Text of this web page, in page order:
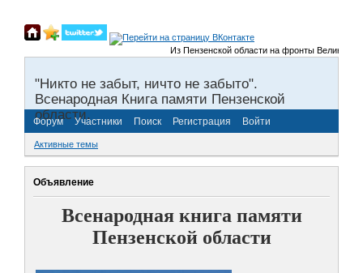
Из Пензенской области на фронты Великой
"Никто не забыт, ничто не забыто".
Всенародная Книга памяти Пензенской
области.
Форум Участники Поиск Регистрация Войти
Активные темы
Объявление
Всенародная книга памяти
Пензенской области